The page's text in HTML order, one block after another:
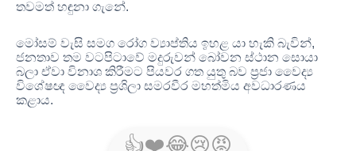
තවමත් හඳුනා ගැනේ.
මෝසම් වැසි සමග රෝග ව්‍යාප්තිය ඉහළ යා හැකි බැවින්,
ජනතාව තම වටපිටාවේ මදුරුවන් බෝවන ස්ථාන සොයා
බලා ඒවා විනාශ කිරීමට පියවර ගත යුතු බව ප්‍රජා වෛද්‍ය
විශේෂඥ වෛද්‍ය ප්‍රශිලා සමරවීර මහත්මිය අවධාරණය
කළාය.
👍❤️😂😢😡